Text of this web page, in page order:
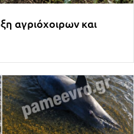
αγριόχοιρων και